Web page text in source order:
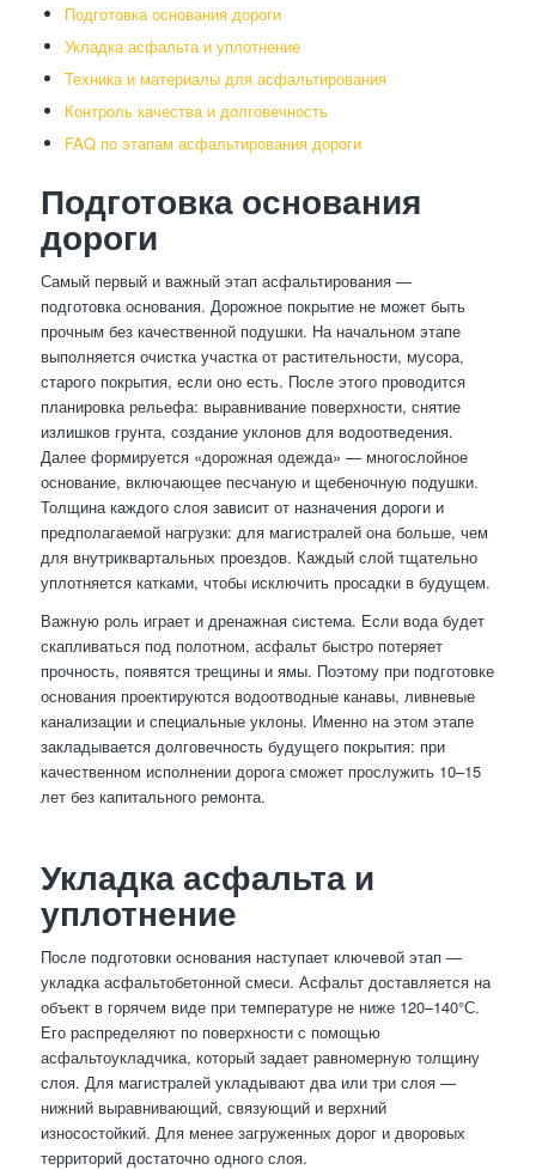
Подготовка основания дороги
Укладка асфальта и уплотнение
Техника и материалы для асфальтирования
Контроль качества и долговечность
FAQ по этапам асфальтирования дороги
Подготовка основания
дороги
Самый первый и важный этап асфальтирования —
подготовка основания. Дорожное покрытие не может быть
прочным без качественной подушки. На начальном этапе
выполняется очистка участка от растительности, мусора,
старого покрытия, если оно есть. После этого проводится
планировка рельефа: выравнивание поверхности, снятие
излишков грунта, создание уклонов для водоотведения.
Далее формируется «дорожная одежда» — многослойное
основание, включающее песчаную и щебеночную подушки.
Толщина каждого слоя зависит от назначения дороги и
предполагаемой нагрузки: для магистралей она больше, чем
для внутриквартальных проездов. Каждый слой тщательно
уплотняется катками, чтобы исключить просадки в будущем.
Важную роль играет и дренажная система. Если вода будет
скапливаться под полотном, асфальт быстро потеряет
прочность, появятся трещины и ямы. Поэтому при подготовке
основания проектируются водоотводные канавы, ливневые
канализации и специальные уклоны. Именно на этом этапе
закладывается долговечность будущего покрытия: при
качественном исполнении дорога сможет прослужить 10–15
лет без капитального ремонта.
Укладка асфальта и
уплотнение
После подготовки основания наступает ключевой этап —
укладка асфальтобетонной смеси. Асфальт доставляется на
объект в горячем виде при температуре не ниже 120–140°С.
Его распределяют по поверхности с помощью
асфальтоукладчика, который задает равномерную толщину
слоя. Для магистралей укладывают два или три слоя —
нижний выравнивающий, связующий и верхний
износостойкий. Для менее загруженных дорог и дворовых
территорий достаточно одного слоя.